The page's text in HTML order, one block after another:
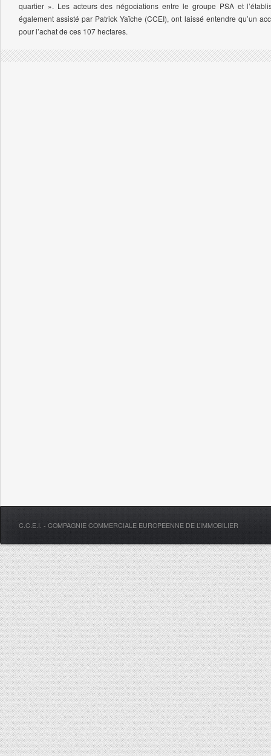
quartier ». Les acteurs des négociations entre le groupe PSA et
également assisté par Patrick Yaïche (CCEI), ont laissé entendre qu’un
pour l’achat de ces 107 hectares.
C.C.E.I. - COMPAGNIE COMMERCIALE EUROPEENNE DE L’IMMOBILIER